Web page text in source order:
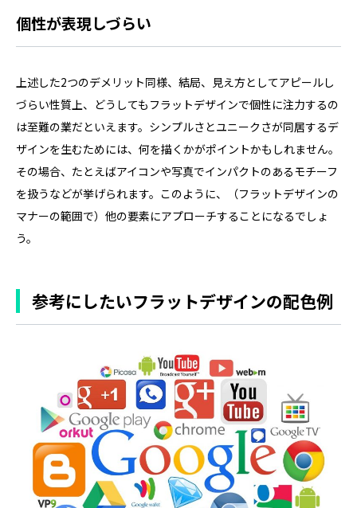
個性が表現しづらい
上述した2つのデメリット同様、結局、見え方としてアピールし
づらい性質上、どうしてもフラットデザインで個性に注力するの
は至難の業だといえます。シンプルさとユニークさが同居するデ
ザインを生むためには、何を描くかがポイントかもしれません。
その場合、たとえばアイコンや写真でインパクトのあるモチーフ
を扱うなどが挙げられます。このように、（フラットデザインの
マナーの範囲で）他の要素にアプローチすることになるでしょ
う。
参考にしたいフラットデザインの配色例